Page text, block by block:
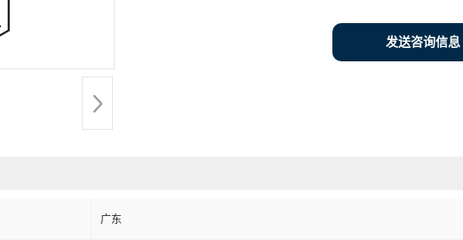
发送咨询信息
广东